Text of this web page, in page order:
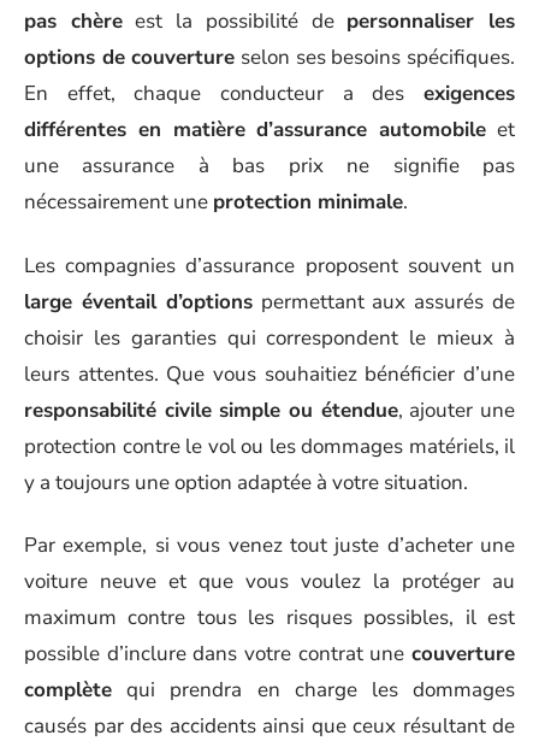
pas chèreest la possibilité de personnaliser les
options de couverture selon ses besoins spécifiques.
En effet, chaque conducteur a des exigences
différentes en matière d’assurance automobile et
une assurance à bas prix ne signifie pas
nécessairement une protection minimale.
Les compagnies d’assurance proposent souvent un
large éventail d’optionspermettant aux assurés de
choisir les garanties qui correspondent le mieux à
leurs attentes. Que vous souhaitiez bénéficier d’une
responsabilité civile simple ou étendue, ajouter une
protection contre le vol ou les dommages matériels, il
y a toujours une option adaptée à votre situation.
Par exemple, si vous venez tout juste d’acheter une
voiture neuve et que vous voulez la protéger au
maximum contre tous les risques possibles, il est
possible d’inclure dans votre contrat une couverture
complète qui prendra en charge les dommages
causés par des accidents ainsi que ceux résultant de